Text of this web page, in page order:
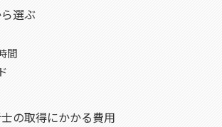
選ぶ
間
の取得にかかる費用